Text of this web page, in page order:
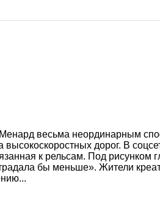
весьма неординарным
дорог. В
к рельсам. Под рисунком
бы меньше». Жители